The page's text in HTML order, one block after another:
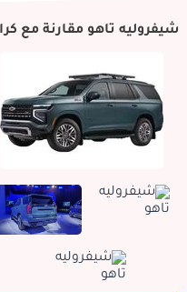
شيفروليه تاهو مقارنة مع